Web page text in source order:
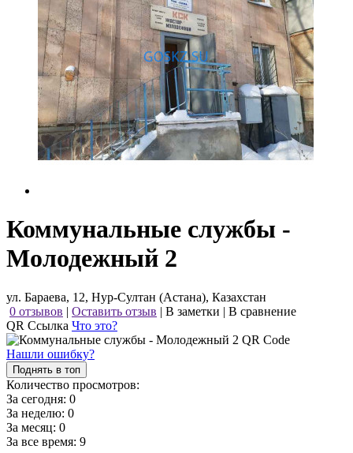
Коммунальные службы -
Молодежный 2
ул. Бараева, 12, Нур-Султан (Астана), Казахстан
0 отзывов | Оставить отзыв | В заметки | В сравнение
QR Ссылка Что это?
Нашли ошибку?
Поднять в топ
Количество просмотров:
За сегодня: 0
За неделю: 0
За месяц: 0
За все время: 9